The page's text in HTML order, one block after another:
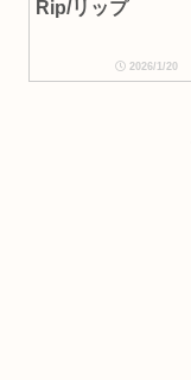
Rip/リップ
2026/1/20